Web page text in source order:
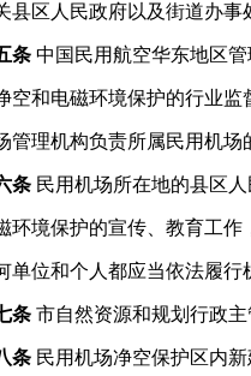
县区人民政府以及街道办事
条 中国民用航空华东地区
空和电磁环境保护的行业监
管理机构负责所属民用机场
条 民用机场所在地的县区
环境保护的宣传、教育工作
单位和个人都应当依法履行
条 市自然资源和规划行政
条 民用机场净空保护区内